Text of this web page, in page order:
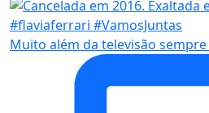
Muito além da televisão